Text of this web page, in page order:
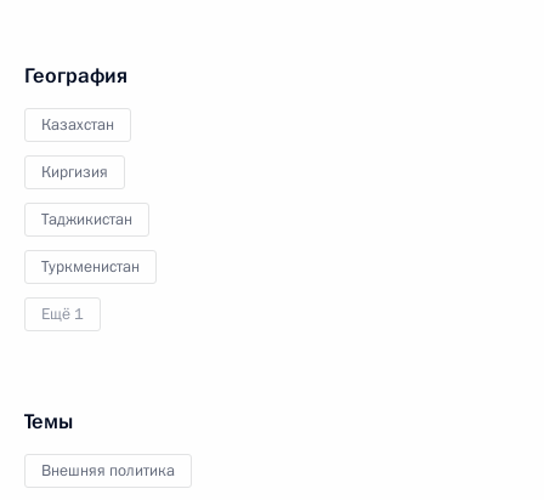
География
Казахстан
Киргизия
Таджикистан
Туркменистан
Ещё 1
Темы
Внешняя политика